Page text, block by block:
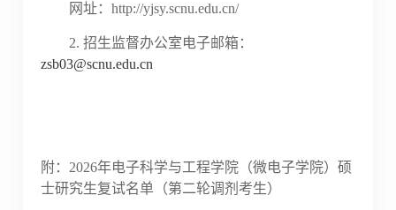
网址：http://yjsy.scnu.edu.cn/
2.招生监督办公室电子邮箱：
zsb03@scnu.edu.cn
附： 2026年电子科学与工程学院（微电子学院）硕
士研究生复试名单（第二轮调剂考生）